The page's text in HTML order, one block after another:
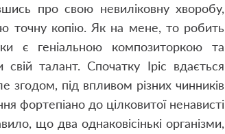
про свою невиліковну хворобу,
точну копію. Як на мене, то робить
є геніальною композиторкою та
талант. Спочатку Іріс вдається
згодом, під впливом різних чинників
фортепіано до цілковитої ненависті
що два однаковісінькі організми,